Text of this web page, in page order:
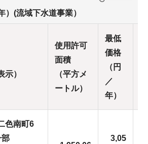
）(流域下水道事業）
示）
使用許可
面積
（平方メ
ートル）
最低
価格
（円
／
年）
色南町6
部
3,05